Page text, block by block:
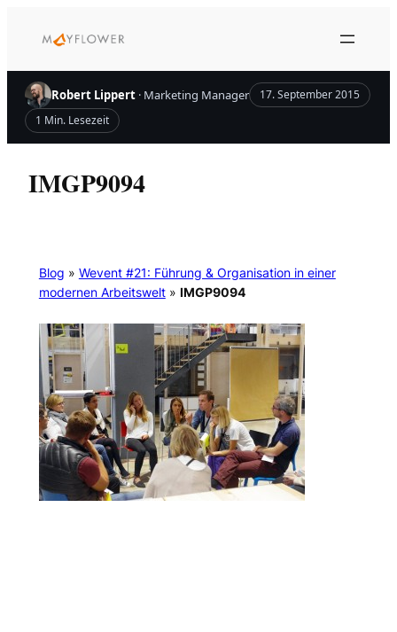
Inhalt
Robert Lippert · Marketing Manager
17. September 2015
1 Min. Lesezeit
IMGP9094
Blog » Wevent #21: Führung & Organisation in einer
modernen Arbeitswelt» IMGP9094